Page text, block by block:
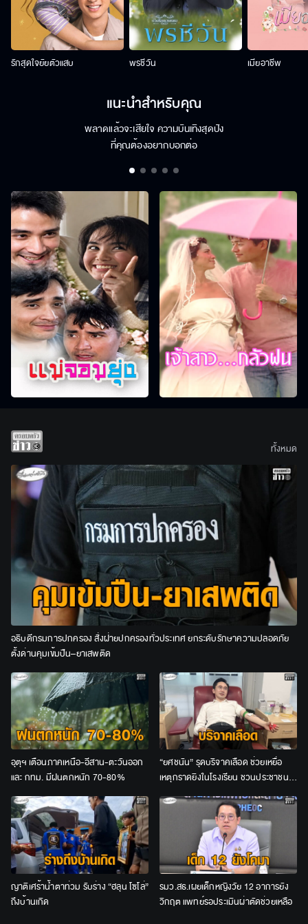
รักสุดใจยัยตัวแสบ พรชีวัน เมียอาชีพ
แนะนำสำหรับคุณ
พลาดแล้วจะเสียใจ ความบันเทิงสุดปัง
ที่คุณต้องอยากบอกต่อ
อธิบดีกรมการปกครอง สั่งฝ่ายปกครองทั่วประเทศ ยกระดับรักษาความปลอดภัย
ตั้งด่านคุมเข้มปืน–ยาเสพติด
อุตุฯ เตือนภาคเหนือ-อีสาน-ตะวันออก
และ กทม. มีฝนตกหนัก 70-80%
“ยศชนัน” รุดบริจาคเลือด ช่วยเหยื่อ
เหตุกราดยิงในโรงเรียน ชวนประชาชน
ร่วมต่อลมหายใจผู้บาดเจ็บ
ญาติเศร้าน้ำตาท่วม รับร่าง “ฮลุน โซโล่”
ถึงบ้านเกิด
รมว.สธ.เผยเด็กหญิงวัย 12 อาการยัง
วิกฤต แพทย์รอประเมินผ่าตัดช่วยเหลือ
ทั้งหมด